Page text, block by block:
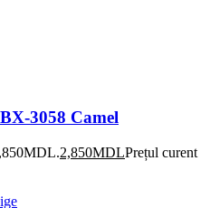
3058 Camel
2,850MDLPrețul curent